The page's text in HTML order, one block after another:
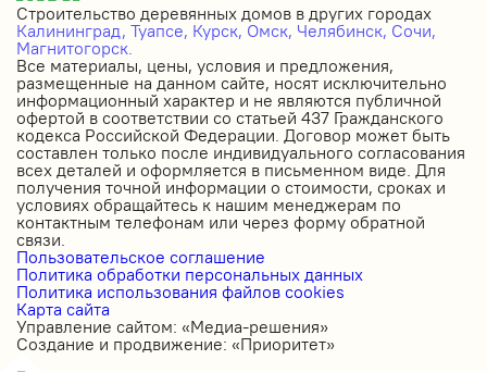
Строительство деревянных домов в других городах
Калининград, Туапсе, Курск, Омск, Челябинск, Сочи,
Магнитогорск.
Все материалы, цены, условия и предложения,
размещенные на данном сайте, носят исключительно
информационный характер и не являются публичной
офертой в соответствии со статьей 437 Гражданского
кодекса Российской Федерации. Договор может быть
составлен только после индивидуального согласования
всех деталей и оформляется в письменном виде. Для
получения точной информации о стоимости, сроках и
условиях обращайтесь к нашим менеджерам по
контактным телефонам или через форму обратной
связи.
Пользовательское соглашение
Политика обработки персональных данных
Политика использования файлов cookies
Карта сайта
Управление сайтом: «Медиа-решения»
Создание и продвижение: «Приоритет»